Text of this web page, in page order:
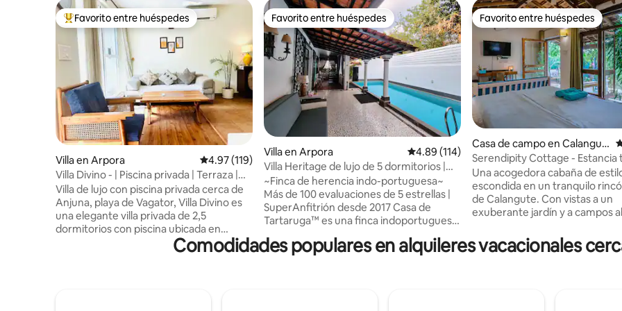
Favorito entre huéspedes preferido
Favorito entre huéspedes
Villa en Arpora Calificación promedio: 4.97 de 5, 119 reseñas
4.97 (119)
Villa Divino - | Piscina privada | Terraza |
Wifi | Playa
Villa de lujo con piscina privada cerca de
Anjuna, playa de Vagator, Villa Divino es
una elegante villa privada de 2,5
dormitorios con piscina ubicada en
Anjuna, enclavada en un exuberante y
tranquilo cinturón verde, pero a pocos
Favorito entre huéspedes
Favorito entre huéspedes
Villa en Arpora Calificación promedio: 4.89 de 5, 114 reseñas
4.89 (114)
Villa Heritage de lujo de 5 dormitorios |
Piscina privada | Assagao
~Finca de herencia indo-portuguesa~
Más de 100 evaluaciones de 5 estrellas |
SuperAnfitrión desde 2017 Casa de
Tartaruga™ es una finca indoportuguesa
Assagao, en el norte de Goa.
Favorito entre huéspedes
Favorito entre huéspedes
Casa de campo en Calangut
e
Serendipity Cottage - Estancia
en Calangute-Baga.
Una acogedora cabaña de
escondida en un tranquilo
de Calangute. Con vistas a un
exuberante jardín y a campos
amplitud y una profunda
tipo de lugar donde las
tranquilidad, pero a solo 5
Comodidades populares en alquileres vacacionales